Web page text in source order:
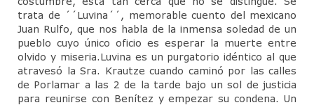
trata de ´´Luvina´´, memorable cuento del mexicano
Juan Rulfo, que nos habla de la inmensa soledad de un
pueblo cuyo único oficio es esperar la muerte entre
olvido y miseria.Luvina es un purgatorio idéntico al que
atravesó la Sra. Krautze cuando caminó por las calles
de Porlamar a las 2 de la tarde bajo un sol de justicia
para reunirse con Benítez y empezar su condena. Un